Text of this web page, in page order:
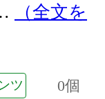
（全文を
ツ 0個